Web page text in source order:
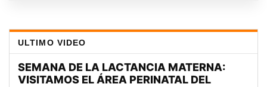
ULTIMO VIDEO